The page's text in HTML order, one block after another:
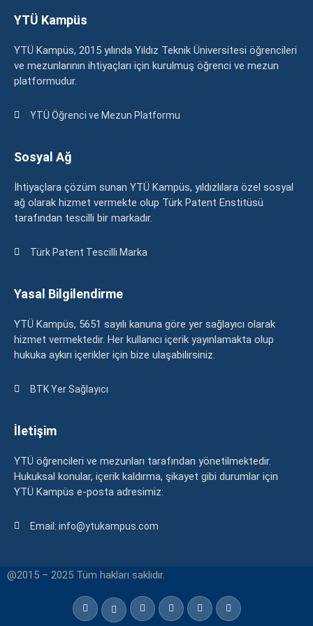
YTÜ Kampüs
YTÜ Kampüs, 2015 yılında Yıldız Teknik Üniversitesi öğrencileri
ve mezunlarının ihtiyaçları için kurulmuş öğrenci ve mezun
platformudur.
YTÜ Öğrenci ve Mezun Platformu
Sosyal Ağ
İhtiyaçlara çözüm sunan YTÜ Kampüs, yıldızlılara özel sosyal
ağ olarak hizmet vermekte olup Türk Patent Enstitüsü
tarafından tescilli bir markadır.
Türk Patent Tescilli Marka
Yasal Bilgilendirme
YTÜ Kampüs, 5651 sayılı kanuna göre yer sağlayıcı olarak
hizmet vermektedir. Her kullanıcı içerik yayınlamakta olup
hukuka aykırı içerikler için bize ulaşabilirsiniz.
BTK Yer Sağlayıcı
İletişim
YTÜ öğrencileri ve mezunları tarafından yönetilmektedir.
Hukuksal konular, içerik kaldırma, şikayet gibi durumlar için
YTÜ Kampüs e-posta adresimiz:
Email: info@ytukampus.com
@2015 – 2025 Tüm hakları saklıdır.